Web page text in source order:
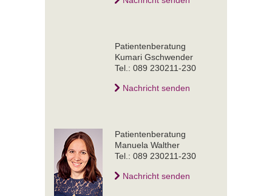
Patientenberatung
Kumari Gschwender
Tel.: 089 230211-230
Nachricht senden
Patientenberatung
Manuela Walther
Tel.: 089 230211-230
Nachricht senden